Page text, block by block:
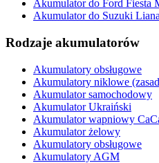
Akumulator do Ford Fiesta
Akumulator do Suzuki
Rodzaje akumulatorów
Akumulatory obsługowe
Akumulatory niklowe
Akumulator samochodowy
Akumulator Ukraiński
Akumulator wapniowy
Akumulator żelowy
Akumulatory obsługowe
Akumulatory AGM